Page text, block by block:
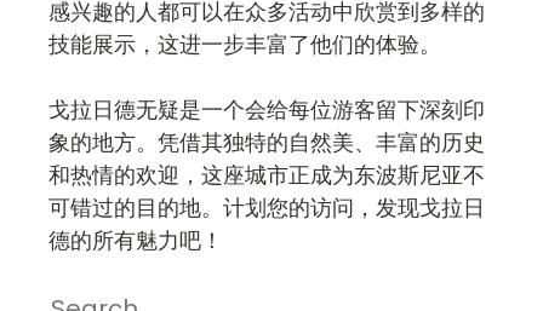
感兴趣的人都可以在众多活动中欣赏到多样的
技能展示，这进一步丰富了他们的体验。
戈拉日德无疑是一个会给每位游客留下深刻印
象的地方。凭借其独特的自然美、丰富的历史
和热情的欢迎，这座城市正成为东波斯尼亚不
可错过的目的地。计划您的访问，发现戈拉日
德的所有魅力吧！